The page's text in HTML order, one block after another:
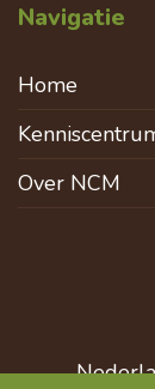
Navigatie
Home
Over NCM